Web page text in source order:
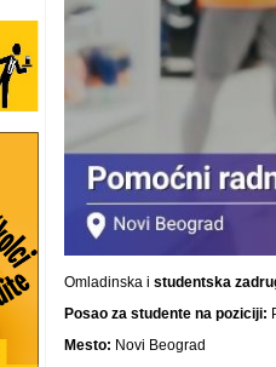
Omladinska i studentska
Posao za studente na poziciji:
Mesto: Novi Beograd